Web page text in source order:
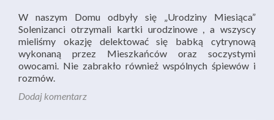
W naszym Domu odbyły się „Urodziny Miesiąca”
Solenizanci otrzymali kartki urodzinowe , a wszyscy
mieliśmy okazję delektować się babką cytrynową
wykonaną przez Mieszkańców oraz soczystymi
owocami. Nie zabrakło również wspólnych śpiewów i
rozmów.
Dodaj komentarz